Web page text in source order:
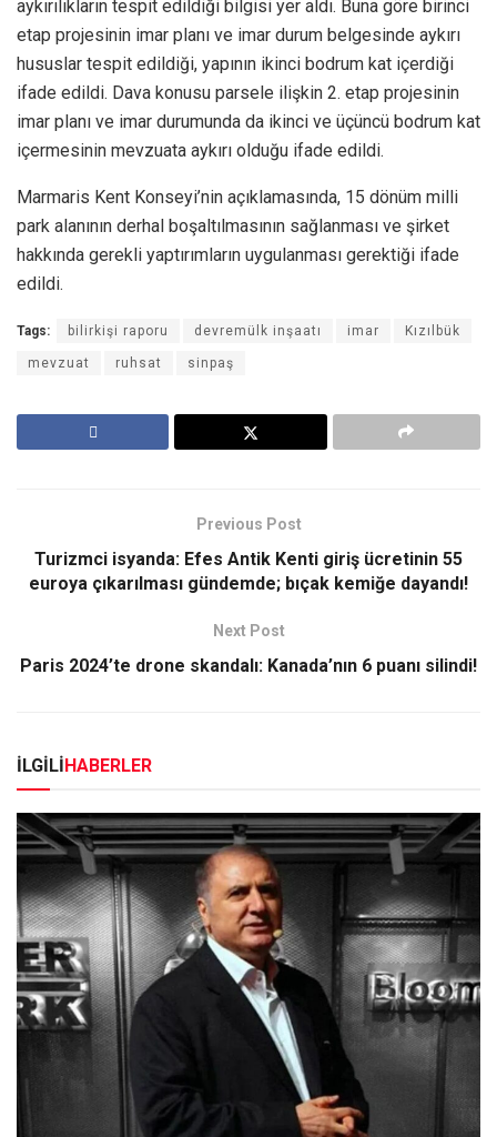
aykırılıkların tespit edildiği bilgisi yer aldı. Buna göre birinci
etap projesinin imar planı ve imar durum belgesinde aykırı
hususlar tespit edildiği, yapının ikinci bodrum kat içerdiği
ifade edildi. Dava konusu parsele ilişkin 2. etap projesinin
imar planı ve imar durumunda da ikinci ve üçüncü bodrum kat
içermesinin mevzuata aykırı olduğu ifade edildi.
Marmaris Kent Konseyi’nin açıklamasında, 15 dönüm milli
park alanının derhal boşaltılmasının sağlanması ve şirket
hakkında gerekli yaptırımların uygulanması gerektiği ifade
edildi.
Tags: bilirkişi raporu devremülk inşaatı imar Kızılbük
mevzuat ruhsat sinpaş
Previous Post
Turizmci isyanda: Efes Antik Kenti giriş ücretinin 55
euroya çıkarılması gündemde; bıçak kemiğe dayandı!
Next Post
Paris 2024’te drone skandalı: Kanada’nın 6 puanı silindi!
İLGİLİHABERLER